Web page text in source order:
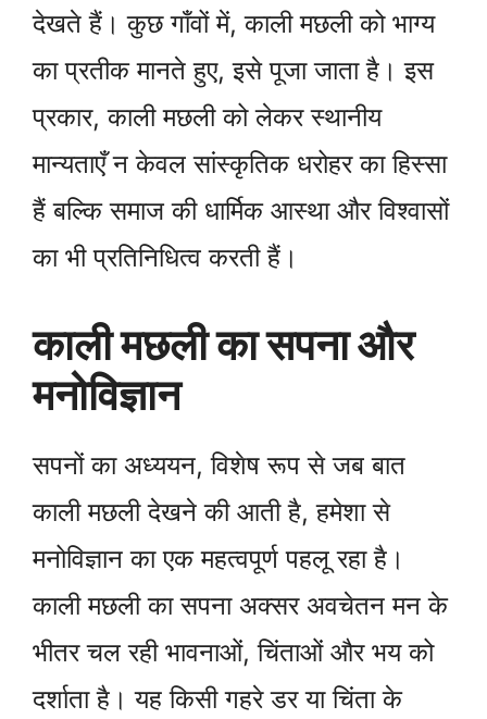
देखते हैं। कुछ गाँवों में, काली मछली को भाग्य
का प्रतीक मानते हुए, इसे पूजा जाता है। इस
प्रकार, काली मछली को लेकर स्थानीय
मान्यताएँ न केवल सांस्कृतिक धरोहर का हिस्सा
हैं बल्कि समाज की धार्मिक आस्था और विश्वासों
का भी प्रतिनिधित्व करती हैं।
काली मछली का सपना और
मनोविज्ञान
सपनों का अध्ययन, विशेष रूप से जब बात
काली मछली देखने की आती है, हमेशा से
मनोविज्ञान का एक महत्वपूर्ण पहलू रहा है।
काली मछली का सपना अक्सर अवचेतन मन के
भीतर चल रही भावनाओं, चिंताओं और भय को
दर्शाता है। यह किसी गहरे डर या चिंता के